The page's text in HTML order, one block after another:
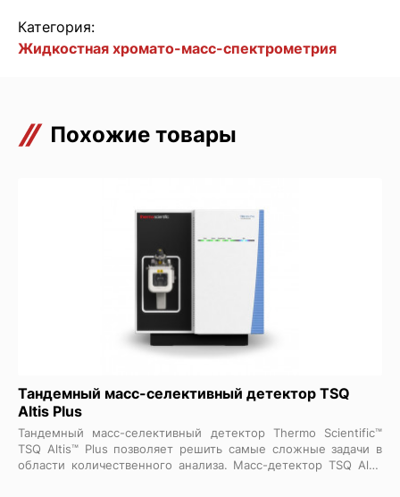
Категория:
Жидкостная хромато-масс-спектрометрия
Похожие товары
Тандемный масс-селективный детектор TSQ
Altis Plus
Тандемный масс-селективный детектор Thermo Scientific™
TSQ Altis™ Plus позволяет решить самые сложные задачи в
области количественного анализа. Масс-детектор TSQ Altis